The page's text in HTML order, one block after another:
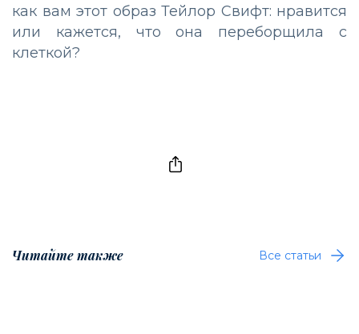
как вам этот образ Тейлор Свифт: нравится
или кажется, что она переборщила с
клеткой?
Читайте также Все статьи